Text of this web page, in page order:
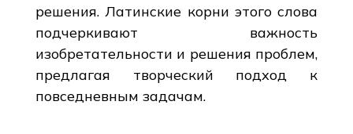
решения. Латинские корни этого слова
подчеркивают важность
изобретательности и решения проблем,
предлагая творческий подход к
повседневным задачам.